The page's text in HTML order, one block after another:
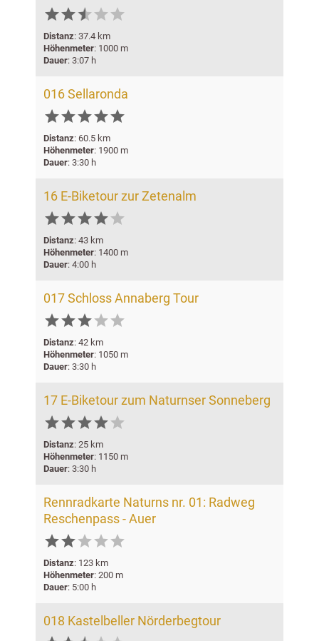
  

Distanz: 37.4 km
Höhenmeter: 1000 m
Dauer: 3:07 h
016 Sellaronda


Distanz: 60.5 km
Höhenmeter: 1900 m
Dauer: 3:30 h
16 E-Biketour zur Zetenalm


Distanz: 43 km
Höhenmeter: 1400 m
Dauer: 4:00 h
017 Schloss Annaberg Tour

Distanz: 42 km
Höhenmeter: 1050 m
Dauer: 3:30 h
17 E-Biketour zum Naturnser Sonneberg


Distanz: 25 km
Höhenmeter: 1150 m
Dauer: 3:30 h
Rennradkarte Naturns nr. 01: Radweg
Reschenpass - Auer

Distanz: 123 km
Höhenmeter: 200 m
Dauer: 5:00 h
018 Kastelbeller Nörderbegtour